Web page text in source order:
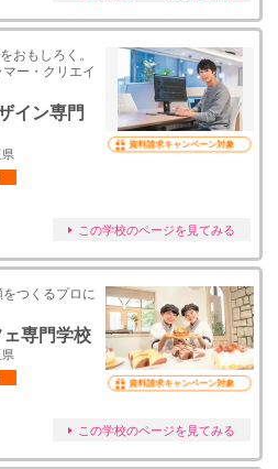
おもしろく。
ー・クリエイ
イン専門
県
資料請求キャンペーン対象
この学校のページを見てみる
をつくるプロに
専門学校
県
資料請求キャンペーン対象
この学校のページを見てみる